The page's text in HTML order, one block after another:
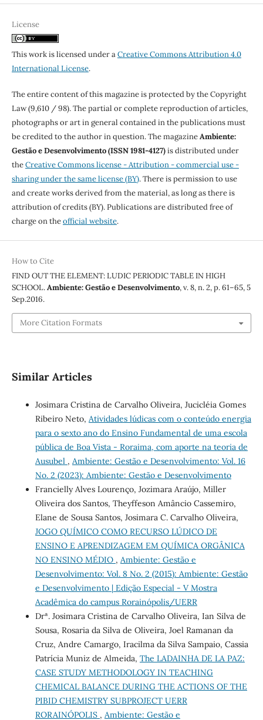
License
This work is licensed under aCreative Commons Attribution 4.0
International License.
The entire content of this magazine is protected by the Copyright
Law (9,610 / 98). The partial or complete reproduction of articles,
photographs or art in general contained in the publications must
be credited to the author in question. The magazineAmbiente:
Gestão e Desenvolvimento (ISSN 1981-4127)is distributed under
theCreative Commons license - Attribution - commercial use -
sharing under the same license (BY). There is permission to use
and create works derived from the material, as long as there is
attribution of credits (BY). Publications are distributed free of
charge on theofficial website.
How to Cite
FIND OUT THE ELEMENT: LUDIC PERIODIC TABLE IN HIGH
SCHOOL.Ambiente: Gestão e Desenvolvimento, v. 8, n. 2, p. 61–65, 5
Sep.2016.
More Citation Formats
Similar Articles
Josimara Cristina de Carvalho Oliveira, Jucicléia Gomes
Ribeiro Neto, Atividades lúdicas com o conteúdo energia
para o sexto ano do Ensino Fundamental de uma escola
pública de Boa Vista - Roraima, com aporte na teoria de
Ausubel , Ambiente: Gestão e Desenvolvimento: Vol. 16
No. 2 (2023): Ambiente: Gestão e Desenvolvimento
Francielly Alves Lourenço, Jozimara Araújo, Miller
Oliveira dos Santos, Theyffeson Amâncio Cassemiro,
Elane de Sousa Santos, Josimara C. Carvalho Oliveira,
JOGO QUÍMICO COMO RECURSO LÚDICO DE
ENSINO E APRENDIZAGEM EM QUÍMICA ORGÂNICA
NO ENSINO MÉDIO , Ambiente: Gestão e
Desenvolvimento: Vol. 8 No. 2 (2015): Ambiente: Gestão
e Desenvolvimento | Edição Especial - V Mostra
Acadêmica do campus Rorainópolis/UERR
Drª. Josimara Cristina de Carvalho Oliveira, Ian Silva de
Sousa, Rosaria da Silva de Oliveira, Joel Ramanan da
Cruz, Andre Camargo, Iracilma da Silva Sampaio, Cassia
Patrícia Muniz de Almeida, The LADAINHA DE LA PAZ:
CASE STUDY METHODOLOGY IN TEACHING
CHEMICAL BALANCE DURING THE ACTIONS OF THE
PIBID CHEMISTRY SUBPROJECT UERR
RORAINÓPOLIS , Ambiente: Gestão e